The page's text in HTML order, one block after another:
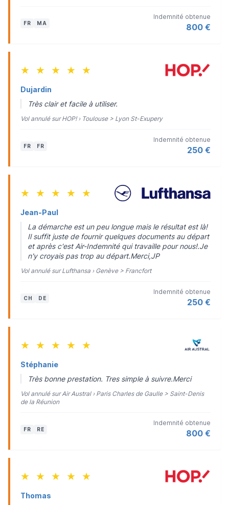
FR MA
Indemnité obtenue
800 €
★ ★ ★ ★ ★
Dujardin
Très clair et facile à utiliser.
Vol annulé sur HOP! › Toulouse > Lyon St-Exupery
FR FR
Indemnité obtenue
250 €
★ ★ ★ ★ ★
Jean-Paul
La démarche est un peu longue mais le résultat est là!
Il suffit juste de fournir quelques documents au départ
et après c'est Air-Indemnité qui travaille pour nous!.Je
n'y croyais pas trop au départ.Merci,JP
Vol annulé sur Lufthansa › Genève > Francfort
CH DE
Indemnité obtenue
250 €
★ ★ ★ ★ ★
Stéphanie
Très bonne prestation. Tres simple à suivre.Merci
Vol annulé sur Air Austral › Paris Charles de Gaulle > Saint-Denis
de la Réunion
FR RE
Indemnité obtenue
800 €
★ ★ ★ ★ ★
Thomas